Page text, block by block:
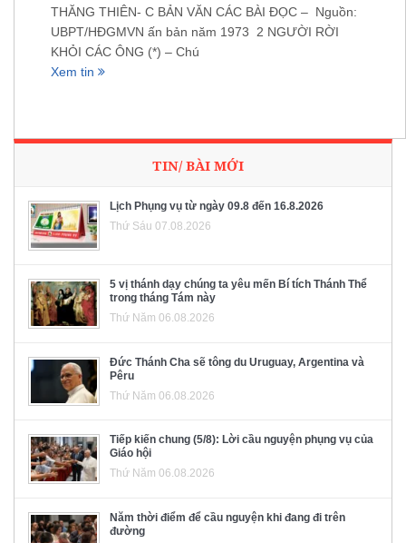
THĂNG THIÊN- C BẢN VĂN CÁC BÀI ĐỌC – Nguồn:
UBPT/HĐGMVN ấn bản năm 1973 2 NGƯỜI RỜI
KHỎI CÁC ÔNG (*) – Chú
Xem tin
TIN/ BÀI MỚI
Lịch Phụng vụ từ ngày 09.8 đến 16.8.2026
Thứ Sáu 07.08.2026
5 vị thánh dạy chúng ta yêu mến Bí tích Thánh Thể
trong tháng Tám này
Thứ Năm 06.08.2026
Đức Thánh Cha sẽ tông du Uruguay, Argentina và
Pêru
Thứ Năm 06.08.2026
Tiếp kiến chung (5/8): Lời cầu nguyện phụng vụ của
Giáo hội
Thứ Năm 06.08.2026
Năm thời điểm để cầu nguyện khi đang đi trên
đường